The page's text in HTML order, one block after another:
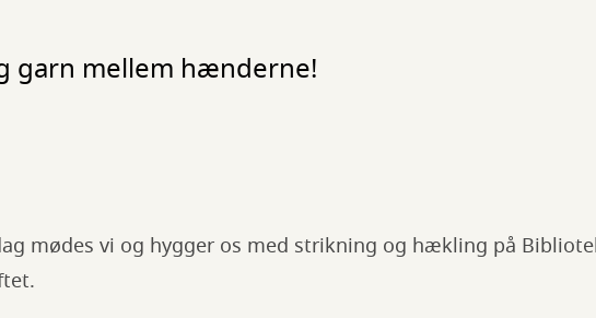
garn mellem hænderne!
mødes vi og hygger os med strikning og hækling på